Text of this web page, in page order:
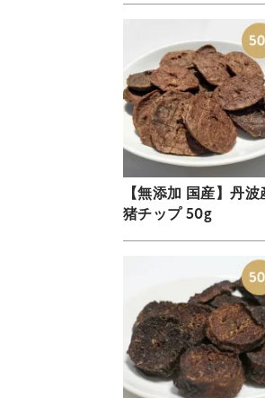
【無添加 国産】丹波
猪チップ 50g